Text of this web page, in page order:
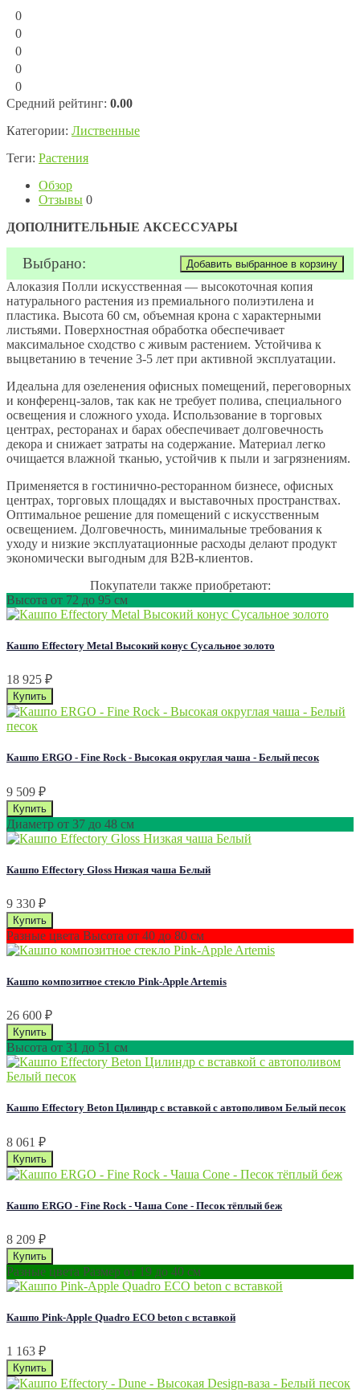
0
0
0
0
0
Средний рейтинг: 0.00
Категории: Лиственные
Теги: Растения
Обзор
Отзывы 0
ДОПОЛНИТЕЛЬНЫЕ АКСЕССУАРЫ
Выбрано:
Алоказия Полли искусственная — высокоточная копия
натурального растения из премиального полиэтилена и
пластика. Высота 60 см, объемная крона с характерными
листьями. Поверхностная обработка обеспечивает
максимальное сходство с живым растением. Устойчива к
выцветанию в течение 3-5 лет при активной эксплуатации.
Идеальна для озеленения офисных помещений, переговорных
и конференц-залов, так как не требует полива, специального
освещения и сложного ухода. Использование в торговых
центрах, ресторанах и барах обеспечивает долговечность
декора и снижает затраты на содержание. Материал легко
очищается влажной тканью, устойчив к пыли и загрязнениям.
Применяется в гостинично-ресторанном бизнесе, офисных
центрах, торговых площадях и выставочных пространствах.
Оптимальное решение для помещений с искусственным
освещением. Долговечность, минимальные требования к
уходу и низкие эксплуатационные расходы делают продукт
экономически выгодным для B2B-клиентов.
Покупатели также приобретают:
Высота от 72 до 95 см
Кашпо Effectory Metal Высокий конус Сусальное золото
18 925 ₽
Кашпо ERGO - Fine Rock - Высокая округлая чаша - Белый песок
9 509 ₽
Диаметр от 37 до 48 см
Кашпо Effectory Gloss Низкая чаша Белый
9 330 ₽
Разные цвета Высота от 40 до 80 см
Кашпо композитное стекло Pink-Apple Artemis
26 600 ₽
Высота от 31 до 51 см
Кашпо Effectory Beton Цилиндр с вставкой с автополивом Белый песок
8 061 ₽
Кашпо ERGO - Fine Rock - Чаша Cone - Песок тёплый беж
8 209 ₽
Разные цвета Размер от 19 до 40 см
Кашпо Pink-Apple Quadro ECO beton с вставкой
1 163 ₽